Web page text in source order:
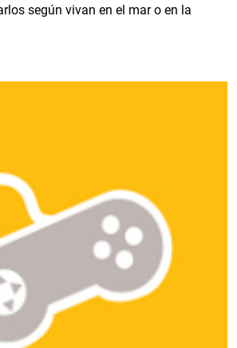
según vivan en el mar o en la